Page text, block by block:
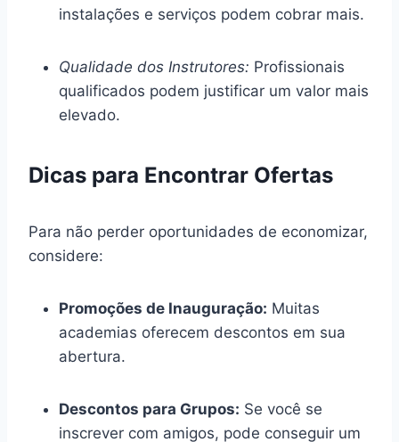
instalações e serviços podem cobrar mais.
Qualidade dos Instrutores: Profissionais
qualificados podem justificar um valor mais
elevado.
Dicas para Encontrar Ofertas
Para não perder oportunidades de economizar,
considere:
Promoções de Inauguração: Muitas
academias oferecem descontos em sua
abertura.
Descontos para Grupos: Se você se
inscrever com amigos, pode conseguir um